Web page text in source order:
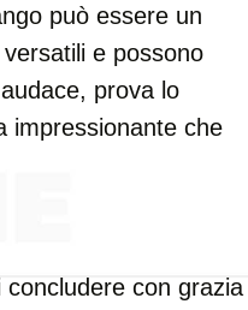
può essere un
e possono
prova lo
impressionante che
con grazia